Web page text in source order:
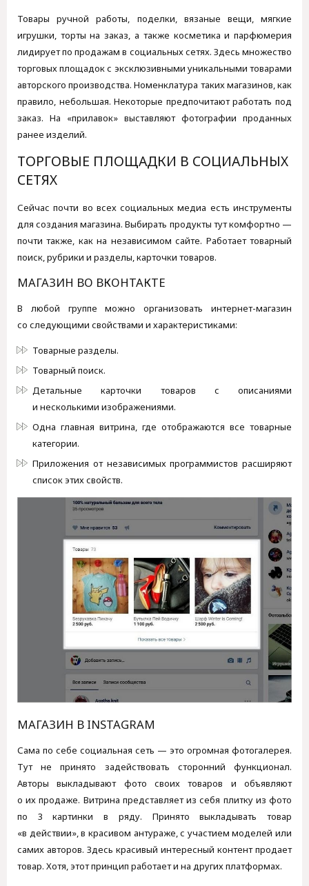
Товары ручной работы, поделки, вязаные вещи, мягкие
игрушки, торты на заказ, а также косметика и парфюмерия
лидирует по продажам в социальных сетях. Здесь множество
торговых площадок с эксклюзивными уникальными товарами
авторского производства. Номенклатура таких магазинов, как
правило, небольшая. Некоторые предпочитают работать под
заказ. На «прилавок» выставляют фотографии проданных
ранее изделий.
ТОРГОВЫЕ ПЛОЩАДКИ В СОЦИАЛЬНЫХ
СЕТЯХ
Сейчас почти во всех социальных медиа есть инструменты
для создания магазина. Выбирать продукты тут комфортно —
почти также, как на независимом сайте. Работает товарный
поиск, рубрики и разделы, карточки товаров.
МАГАЗИН ВО ВКОНТАКТЕ
В любой группе можно организовать интернет-магазин
со следующими свойствами и характеристиками:
Товарные разделы.
Товарный поиск.
Детальные карточки товаров с описаниями
и несколькими изображениями.
Одна главная витрина, где отображаются все товарные
категории.
Приложения от независимых программистов расширяют
список этих свойств.
МАГАЗИН В INSTAGRAM
Сама по себе социальная сеть — это огромная фотогалерея.
Тут не принято задействовать сторонний функционал.
Авторы выкладывают фото своих товаров и объявляют
о их продаже. Витрина представляет из себя плитку из фото
по 3 картинки в ряду. Принято выкладывать товар
«в действии», в красивом антураже, с участием моделей или
самих авторов. Здесь красивый интересный контент продает
товар. Хотя, этот принцип работает и на других платформах.